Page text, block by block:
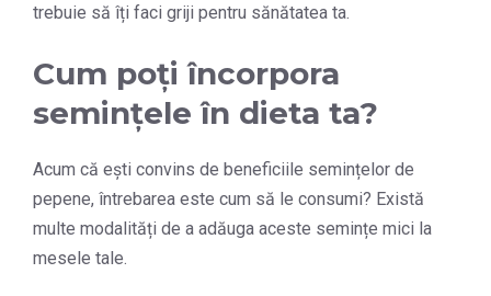
trebuie să îți faci griji pentru sănătatea ta.
Cum poți încorpora
semințele în dieta ta?
Acum că ești convins de beneficiile semințelor de
pepene, întrebarea este cum să le consumi? Există
multe modalități de a adăuga aceste semințe mici la
mesele tale.